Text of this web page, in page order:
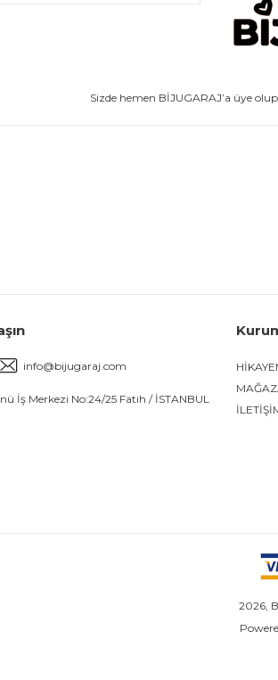
Sizde hemen BİJUGARAJ’a üye
info@bijugaraj.com
İş Merkezi No:24/25 Fatih / İSTANBUL
2026,